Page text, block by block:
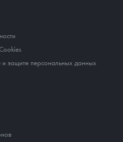
защите персональных данных